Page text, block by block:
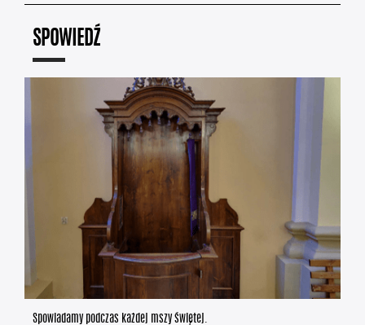
SPOWIEDŹ
Spowiadamy podczas każdej mszy świętej.